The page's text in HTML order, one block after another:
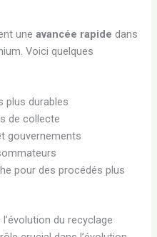
uneavancée rapidedans
Voici quelques
plus durables
de collecte
gouvernements
pour des procédés plus
du recyclage